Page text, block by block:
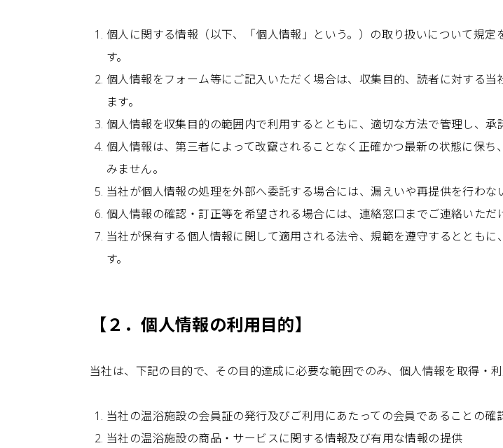
個人に関する情報（以下、「個人情報」という。）の取り扱いについて規
す。
個人情報をフォーム等にご記入いただく場合は、収集目的、読者に対する
ます。
個人情報を収集目的の範囲内で利用するとともに、適切な方法で管理し、承
個人情報は、第三者によって改竄されることなく正確かつ最新の状態に保
みません。
当社が個人情報の処理を外部へ委託する場合には、漏えいや再提供を行わ
個人情報の確認・訂正等を希望される場合には、連絡窓口までご連絡いただ
当社が保有する個人情報に関して適用される法令、規範を遵守するととも
す。
【２．個人情報の利用目的】
当社は、下記の目的で、その目的達成に必要な範囲でのみ、個人情報を取得・利
当社の温浴施設の会員証の発行及びご利用にあたっての会員であることの確
当社の温浴施設の商品・サービスに関する情報及び有用な情報の提供